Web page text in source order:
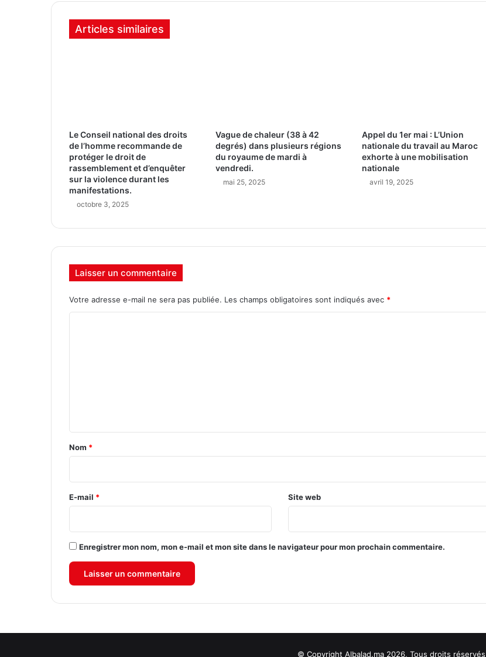
Articles similaires
Le Conseil national des droits
de l’homme recommande de
protéger le droit de
rassemblement et d’enquêter
sur la violence durant les
manifestations.
octobre 3, 2025
Vague de chaleur (38 à 42
degrés) dans plusieurs régions
du royaume de mardi à
vendredi.
mai 25, 2025
Appel du 1er mai : L’Union
nationale du travail au Maroc
exhorte à une mobilisation
nationale
avril 19, 2025
Laisser un commentaire
Votre adresse e-mail ne sera pas publiée. Les champs obligatoires sont indiqués avec *
a
r
e
Nom *
E-mail * Site web
Enregistrer mon nom, mon e-mail et mon site dans le navigateur pour mon prochain commentaire.
© Copyright Albalad.ma 2026, Tous droits réservés